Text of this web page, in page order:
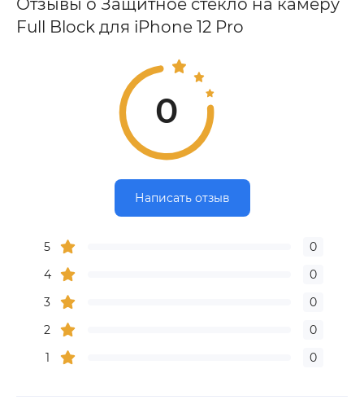
Отзывы о Защитное стекло на камеру
Full Block для iPhone 12 Pro
0
Написать отзыв
5
0
4
0
3
0
2
0
1
0